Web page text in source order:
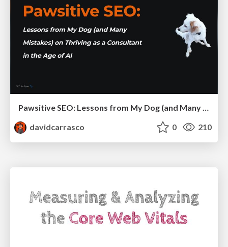
Pawsitive SEO: Lessons from My Dog (and Many Mistakes) on Thriving as a Consultant in the Age of AI
davidcarrasco
0 210